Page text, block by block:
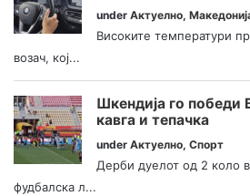
under Актуелно,
Високите температури
возач, кој...
Шкендија го победи
кавга и тепачка
under Актуелно, Спорт
Дерби дуелот од 2 коло
фудбалска л...